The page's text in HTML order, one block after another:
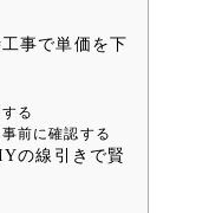
事で単価を下
る
前に確認する
の線引きで賢